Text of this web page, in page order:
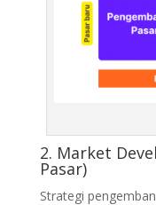
2. Market
Pasar)
Strategi